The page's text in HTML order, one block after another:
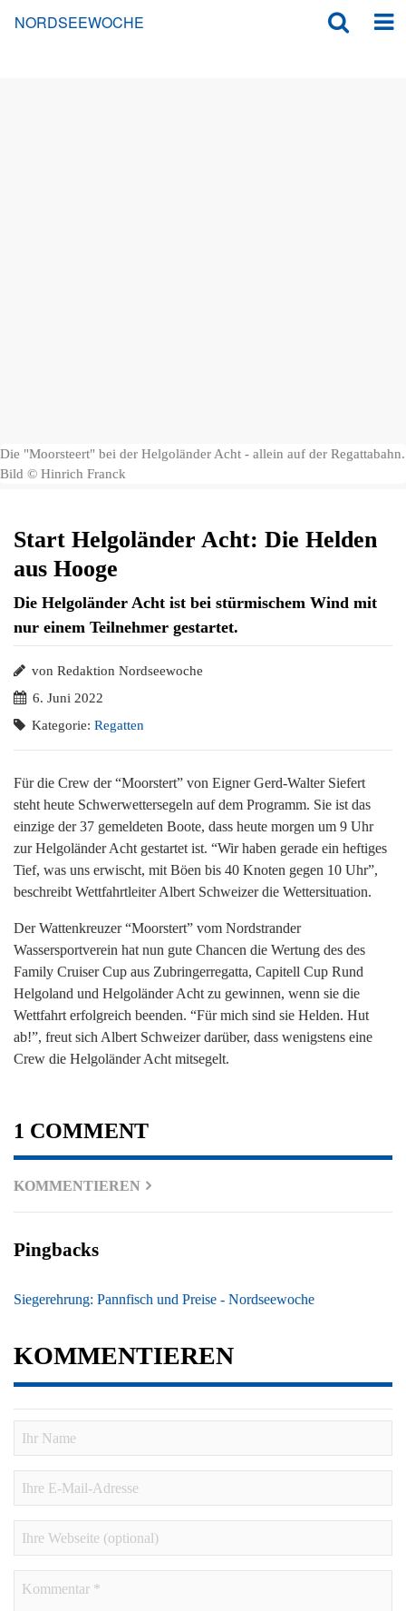
NORDSEEWOCHE
Die "Moorsteert" bei der Helgoländer Acht - allein auf der Regattabahn.
Bild © Hinrich Franck
Start Helgoländer Acht: Die Helden
aus Hooge
Die Helgoländer Acht ist bei stürmischem Wind mit
nur einem Teilnehmer gestartet.
von Redaktion Nordseewoche
6. Juni 2022
Kategorie: Regatten
Für die Crew der “Moorstert” von Eigner Gerd-Walter Siefert
steht heute Schwerwettersegeln auf dem Programm. Sie ist das
einzige der 37 gemeldeten Boote, dass heute morgen um 9 Uhr
zur Helgoländer Acht gestartet ist. “Wir haben gerade ein heftiges
Tief, was uns erwischt, mit Böen bis 40 Knoten gegen 10 Uhr”,
beschreibt Wettfahrtleiter Albert Schweizer die Wettersituation.
Der Wattenkreuzer “Moorstert” vom Nordstrander
Wassersportverein hat nun gute Chancen die Wertung des des
Family Cruiser Cup aus Zubringerregatta, Capitell Cup Rund
Helgoland und Helgoländer Acht zu gewinnen, wenn sie die
Wettfahrt erfolgreich beenden. “Für mich sind sie Helden. Hut
ab!”, freut sich Albert Schweizer darüber, dass wenigstens eine
Crew die Helgoländer Acht mitsegelt.
1 COMMENT
KOMMENTIEREN
Pingbacks
Siegerehrung: Pannfisch und Preise - Nordseewoche
KOMMENTIEREN